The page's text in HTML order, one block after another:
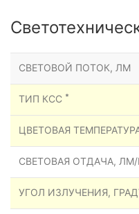
СВЕТОВОЙ ПОТОК, ЛМ
ТИП КСС *
ЦВЕТОВАЯ
СВЕТОВАЯ ОТДАЧА, ЛМ/
УГОЛ ИЗЛУЧЕНИЯ,